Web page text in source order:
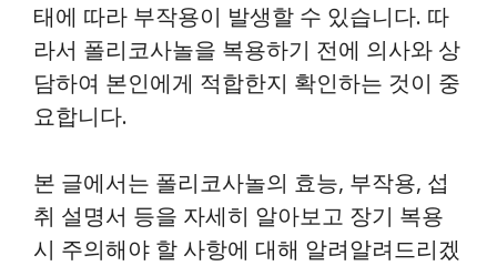
태에 따라 부작용이 발생할 수 있습니다. 따
라서 폴리코사놀을 복용하기 전에 의사와 상
담하여 본인에게 적합한지 확인하는 것이 중
요합니다.
본 글에서는 폴리코사놀의 효능, 부작용, 섭
취 설명서 등을 자세히 알아보고 장기 복용
시 주의해야 할 사항에 대해 알려알려드리겠